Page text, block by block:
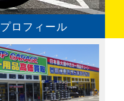
プロフィール